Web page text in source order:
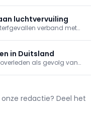
te beschermen.
luchtvervuiling
verband met
in Duitsland
als gevolg van
redactie? Deel het